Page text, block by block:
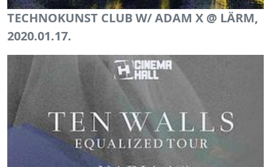
TECHNOKUNST CLUB W/ ADAM X @ LÄRM,
2020.01.17.